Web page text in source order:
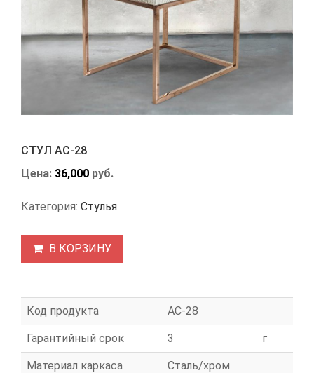
СТУЛ АС-28
Цена: 36,000 руб.
Категория: Стулья
В КОРЗИНУ
Код продукта АС-28
Гарантийный срок 3 г
Материал каркаса Сталь/хром